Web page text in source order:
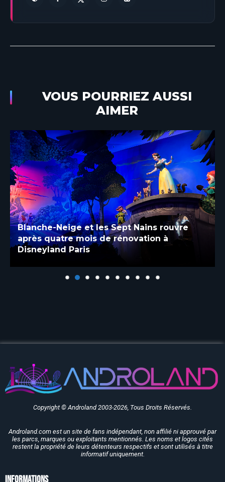
VOUS POURRIEZ AUSSI
AIMER
Blanche-Neige et les Sept Nains rouvre
après quatre mois de rénovation à
Disneyland Paris
Copyright © Androland 2003-2026, Tous Droits Réservés.
Androland.com est un site de fans indépendant, non affilié ni approuvé par
les parcs, marques ou exploitants mentionnés. Les noms et logos cités
restent la propriété de leurs détenteurs respectifs et sont utilisés à titre
informatif uniquement.
Informations